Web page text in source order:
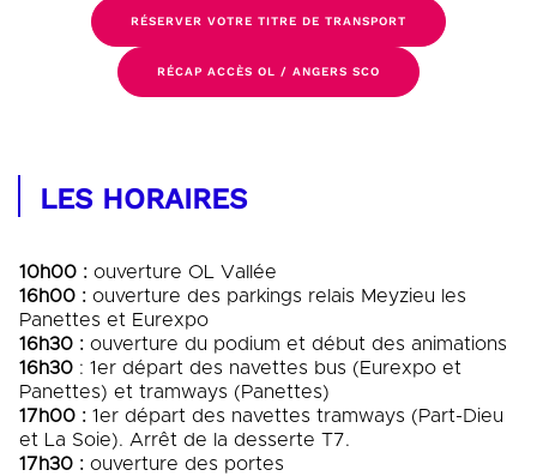
RÉSERVER VOTRE TITRE DE TRANSPORT
RÉCAP ACCÈS OL / ANGERS SCO
LES HORAIRES
10h00 : ouverture OL Vallée
16h00 : ouverture des parkings relais Meyzieu les
Panettes et Eurexpo
16h30 : ouverture du podium et début des animations
16h30 : 1er départ des navettes bus (Eurexpo et
Panettes) et tramways (Panettes)
17h00 : 1er départ des navettes tramways (Part-Dieu
et La Soie). Arrêt de la desserte T7.
17h30 : ouverture des portes